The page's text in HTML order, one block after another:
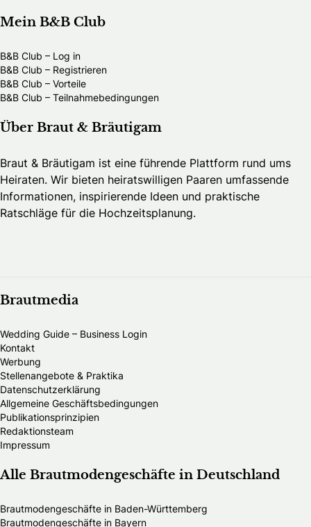
Mein B&B Club
B&B Club – Log in
B&B Club – Registrieren
B&B Club – Vorteile
B&B Club – Teilnahmebedingungen
Über Braut & Bräutigam
Braut & Bräutigam ist eine führende Plattform rund ums
Heiraten. Wir bieten heiratswilligen Paaren umfassende
Informationen, inspirierende Ideen und praktische
Ratschläge für die Hochzeitsplanung.
Brautmedia
Wedding Guide – Business Login
Kontakt
Werbung
Stellenangebote & Praktika
Datenschutzerklärung
Allgemeine Geschäftsbedingungen
Publikationsprinzipien
Redaktionsteam
Impressum
Alle Brautmodengeschäfte in Deutschland
Brautmodengeschäfte in Baden-Württemberg
Brautmodengeschäfte in Bayern